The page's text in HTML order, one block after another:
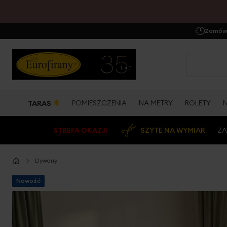
TARAS ☀ POMIESZCZENIA NA METRY ROLETY
STREFA OKAZJI SZYTE NA WYMIAR
Dywany
Nowość